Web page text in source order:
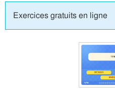
Exercices gratuits en ligne